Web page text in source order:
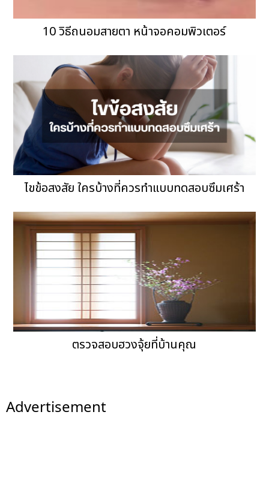
10 วิธีถนอมสายตา หน้าจอคอมพิวเตอร์
ไขข้อสงสัย ใครบ้างที่ควรทำแบบทดสอบซึมเศร้า
ตรวจสอบฮวงจุ้ยที่บ้านคุณ
Advertisement